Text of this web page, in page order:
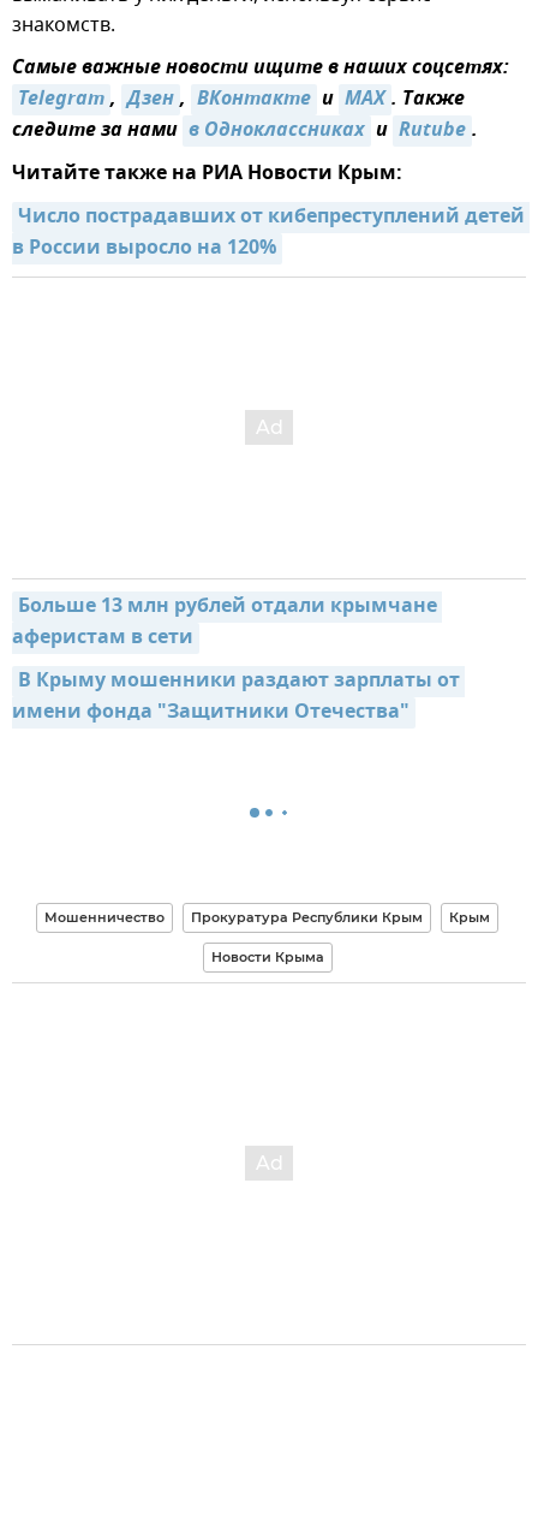
знакомств.
Самые важные новости ищите в наших соцсетях:
Telegram, Дзен, ВКонтакте и MAX. Также
следите за нами в Одноклассниках и Rutube.
Читайте также на РИА Новости Крым:
Число пострадавших от кибепреступлений детей
в России выросло на 120%
Больше 13 млн рублей отдали крымчане
аферистам в сети
В Крыму мошенники раздают зарплаты от
имени фонда "Защитники Отечества"
Мошенничество Прокуратура Республики Крым Крым
Новости Крыма